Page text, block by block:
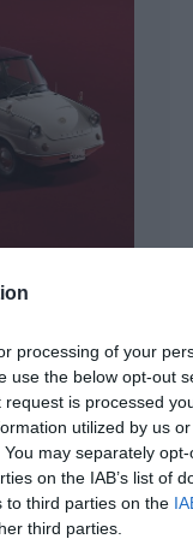
processing of your
use the below opt-out
is processed
utilized by us
may separately
on the IAB’s list of
to third parties on the
third parties.